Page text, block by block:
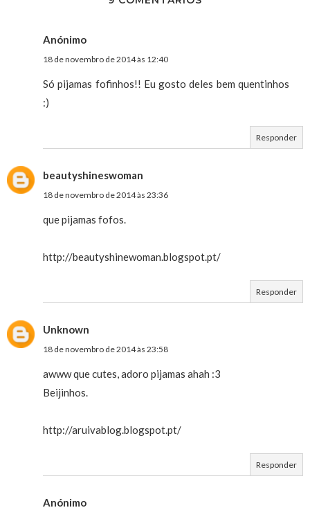
Anónimo
18 de novembro de 2014 às 12:40
Só pijamas fofinhos!! Eu gosto deles bem quentinhos
:)
Responder
beautyshineswoman
18 de novembro de 2014 às 23:36
que pijamas fofos.
http://beautyshinewoman.blogspot.pt/
Responder
Unknown
18 de novembro de 2014 às 23:58
awww que cutes, adoro pijamas ahah :3
Beijinhos.
http://aruivablog.blogspot.pt/
Responder
Anónimo